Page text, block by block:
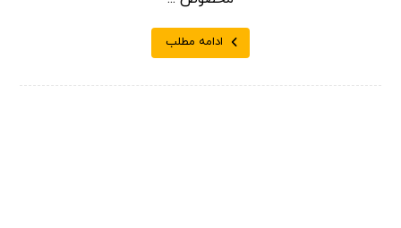
ادامه مطلب